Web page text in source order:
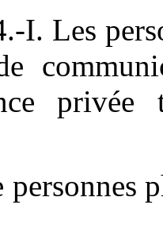
I. Les